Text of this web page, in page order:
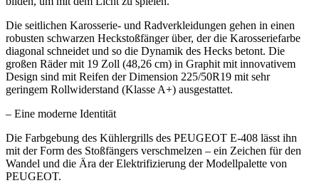
Die seitlichen Karosserie- und Radverkleidungen gehen in einen
robusten schwarzen Heckstoßfänger über, der die Karosseriefarbe
diagonal schneidet und so die Dynamik des Hecks betont. Die
großen Räder mit 19 Zoll (48,26 cm) in Graphit mit innovativem
Design sind mit Reifen der Dimension 225/50R19 mit sehr
geringem Rollwiderstand (Klasse A+) ausgestattet.
– Eine moderne Identität
Die Farbgebung des Kühlergrills des PEUGEOT E-408 lässt ihn
mit der Form des Stoßfängers verschmelzen – ein Zeichen für den
Wandel und die Ära der Elektrifizierung der Modellpalette von
PEUGEOT.